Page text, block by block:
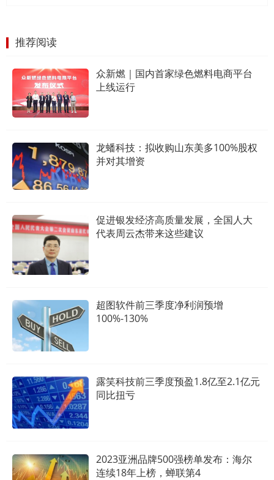
推荐阅读
众新燃｜国内首家绿色燃料电商平台
上线运行
龙蟠科技：拟收购山东美多100%股权
并对其增资
促进银发经济高质量发展，全国人大
代表周云杰带来这些建议
超图软件前三季度净利润预增
100%-130%
露笑科技前三季度预盈1.8亿至2.1亿元
同比扭亏
2023亚洲品牌500强榜单发布：海尔
连续18年上榜，蝉联第4